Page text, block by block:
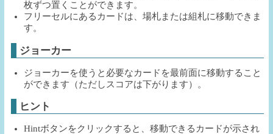
枚ずつ置くことができます。
フリーセルにあるカードは、場札または組札に移動できま
す。
ジョーカー
ジョーカーを使うと必要なカードを最前面に移動すること
ができます（ただしスコアは下がります）。
ヒント
Hintボタンをクリックすると、移動できるカードが示され